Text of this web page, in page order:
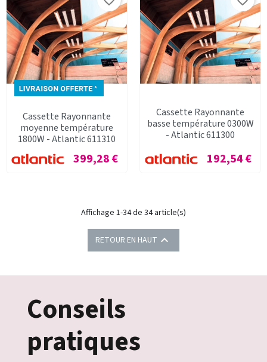
Cassette Rayonnante
moyenne température
1800W - Atlantic 611310
Prix
399,28 €
Cassette Rayonnante
basse température 0300W
- Atlantic 611300
Prix
192,54 €
Affichage 1-34 de 34 article(s)
RETOUR EN HAUT 
Conseils
pratiques